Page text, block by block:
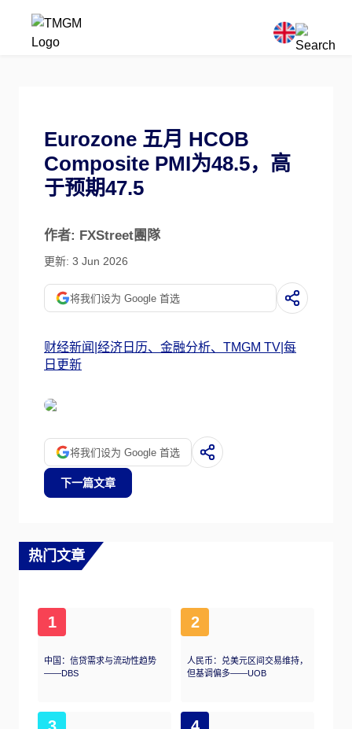
Eurozone 五月 HCOB
Composite PMI为48.5，高
于预期47.5
作者: FXStreet團隊
更新: 3 Jun 2026
将我们设为 Google 首选
财经新闻|经济日历、金融分析、TMGM TV|每
日更新
将我们设为 Google 首选
下一篇文章
热门文章
1
中国：信贷需求与流动性趋势
——DBS
2
人民币：兑美元区间交易维持，
但基调偏多——UOB